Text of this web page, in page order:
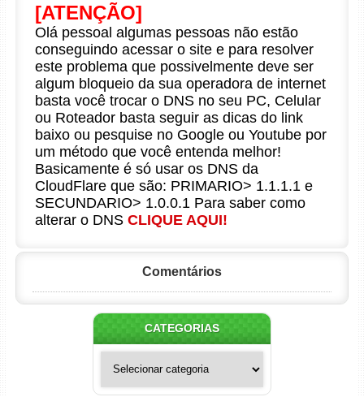
[ATENÇÃO]
Olá pessoal algumas pessoas não estão
conseguindo acessar o site e para resolver
este problema que possivelmente deve ser
algum bloqueio da sua operadora de internet
basta você trocar o DNS no seu PC, Celular
ou Roteador basta seguir as dicas do link
baixo ou pesquise no Google ou Youtube por
um método que você entenda melhor!
Basicamente é só usar os DNS da
CloudFlare que são: PRIMARIO> 1.1.1.1 e
SECUNDARIO> 1.0.0.1 Para saber como
alterar o DNS CLIQUE AQUI!
Comentários
CATEGORIAS